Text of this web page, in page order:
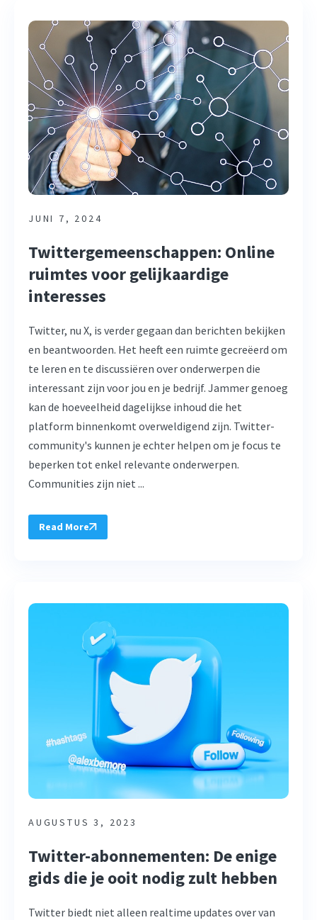
JUNI 7, 2024
Twittergemeenschappen: Online
ruimtes voor gelijkaardige
interesses
Twitter, nu X, is verder gegaan dan berichten bekijken
en beantwoorden. Het heeft een ruimte gecreëerd om
te leren en te discussiëren over onderwerpen die
interessant zijn voor jou en je bedrijf. Jammer genoeg
kan de hoeveelheid dagelijkse inhoud die het
platform binnenkomt overweldigend zijn. Twitter-
community's kunnen je echter helpen om je focus te
beperken tot enkel relevante onderwerpen.
Communities zijn niet ...
Read More
AUGUSTUS 3, 2023
Twitter-abonnementen: De enige
gids die je ooit nodig zult hebben
Twitter biedt niet alleen realtime updates over van